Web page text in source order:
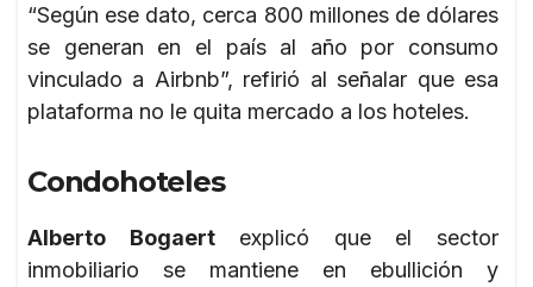
“Según ese dato, cerca 800 millones de dólares
se generan en el país al año por consumo
vinculado a Airbnb”, refirió al señalar que esa
plataforma no le quita mercado a los hoteles.
Condohoteles
Alberto Bogaertexplicó que el sector
inmobiliario se mantiene en ebullición y